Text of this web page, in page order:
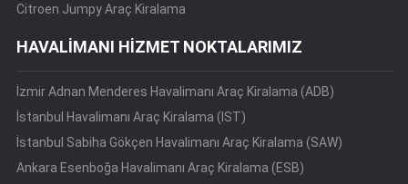
Citroen Jumpy Araç Kiralama
HAVALİMANI HİZMET NOKTALARIMIZ
İzmir Adnan Menderes Havalimanı Araç Kiralama (ADB)
İstanbul Havalimanı Araç Kiralama (IST)
İstanbul Sabiha Gökçen Havalimanı Araç Kiralama (SAW)
Ankara Esenboğa Havalimanı Araç Kiralama (ESB)